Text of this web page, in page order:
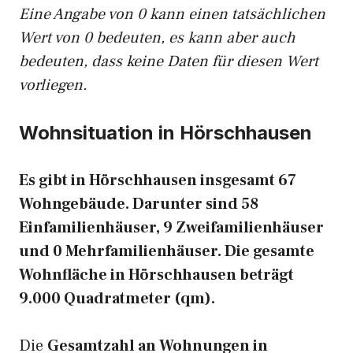
Eine Angabe von 0 kann einen tatsächlichen
Wert von 0 bedeuten, es kann aber auch
bedeuten, dass keine Daten für diesen Wert
vorliegen.
Wohnsituation in Hörschhausen
Es gibt in Hörschhausen insgesamt 67
Wohngebäude. Darunter sind 58
Einfamilienhäuser, 9 Zweifamilienhäuser
und 0 Mehrfamilienhäuser. Die gesamte
Wohnfläche in Hörschhausen beträgt
9.000 Quadratmeter (qm).
Die Gesamtzahl an Wohnungen in